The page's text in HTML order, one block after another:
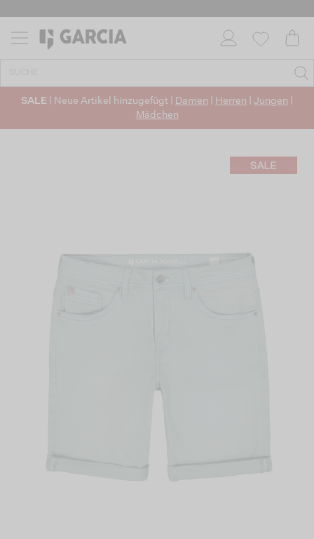
SALE | Neue Artikel hinzugefügt | Damen Herren Jungen
Mädchen